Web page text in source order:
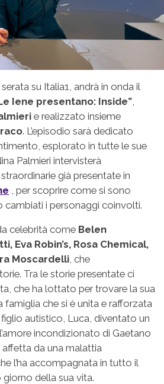
serata su Italia1, andrà in onda il
Iene presentano: Inside”
e realizzato insieme
. L’episodio sarà dedicato
esplorato in tutte le sue
Palmieri intervisterà
già presentate in
, per scoprire come si sono
i personaggi coinvolti.
celebrità come Belen
Eva Robin’s, Rosa Chemical,
Moscardelli , che
Tra le storie presentate ci
che ha lottato per trovare la sua
famiglia che si è unita e rafforzata
figlio autistico, Luca, diventato un
incondizionato di Gaetano
affetta da una malattia
l’ha accompagnata in tutto il
della sua vita.